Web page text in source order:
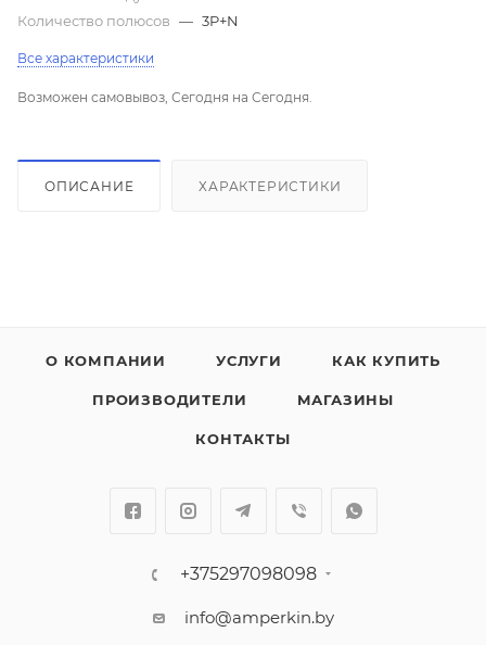
Количество полюсов — 3P+N
Все характеристики
Возможен самовывоз, Сегодня на Сегодня.
ОПИСАНИЕ ХАРАКТЕРИСТИКИ
О КОМПАНИИ УСЛУГИ КАК КУПИТЬ
ПРОИЗВОДИТЕЛИ МАГАЗИНЫ
КОНТАКТЫ
+375297098098
info@amperkin.by